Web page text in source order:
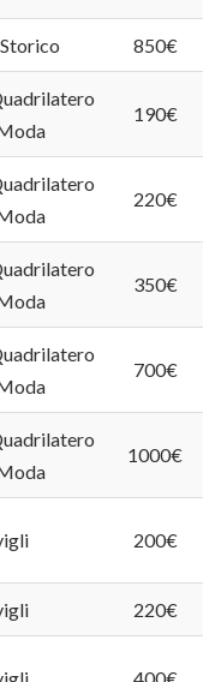
850€
190€
220€
350€
700€
1000€
200€
220€
400€